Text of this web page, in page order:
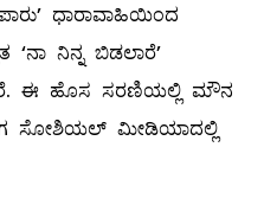
ಧಾರಾವಾಹಿಯಿಂದ
‘ನಾ ನಿನ್ನ ಬಿಡಲಾರೆ’
ಈ ಹೊಸ ಸರಣಿಯಲ್ಲಿ ಮೌನ
ಸೋಶಿಯಲ್ ಮೀಡಿಯಾದಲ್ಲಿ